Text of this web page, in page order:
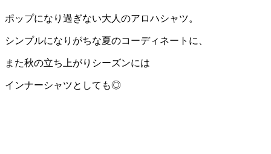
ポップになり過ぎない大人のアロハシャツ。
シンプルになりがちな夏のコーディネートに、
また秋の立ち上がりシーズンには
インナーシャツとしても◎